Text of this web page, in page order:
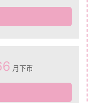
月下币